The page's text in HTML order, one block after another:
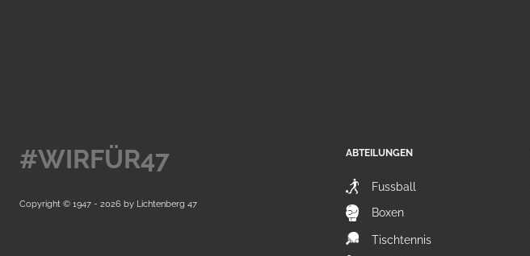
ABTEILUNGEN
Fussball
Boxen
Tischtennis
#WIRFÜR47
Copyright © 1947 - 2026 by Lichtenberg 47